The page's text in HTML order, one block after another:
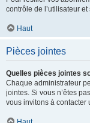
contrôle de l’utilisateur
Haut
Pièces jointes
Quelles pièces jointes
Chaque administrateur
jointes. Si vous n’êtes
vous invitons à contacter